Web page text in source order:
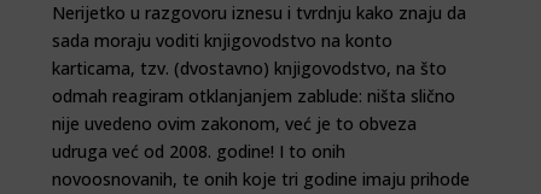
Nerijetko u razgovoru iznesu i tvrdnju kako znaju da
sada moraju voditi knjigovodstvo na konto
karticama, tzv. (dvostavno) knjigovodstvo, na što
odmah reagiram otklanjanjem zablude: ništa slično
nije uvedeno ovim zakonom, već je to obveza
udruga već od 2008. godine! I to onih
novoosnovanih, te onih koje tri godine imaju prihode